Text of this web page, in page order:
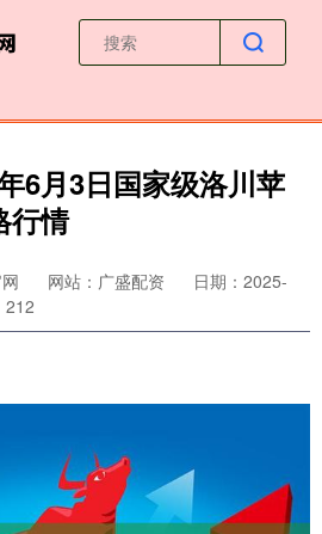
6月3日国家级洛川苹
行情
网站：广盛配资
日期：2025-
212